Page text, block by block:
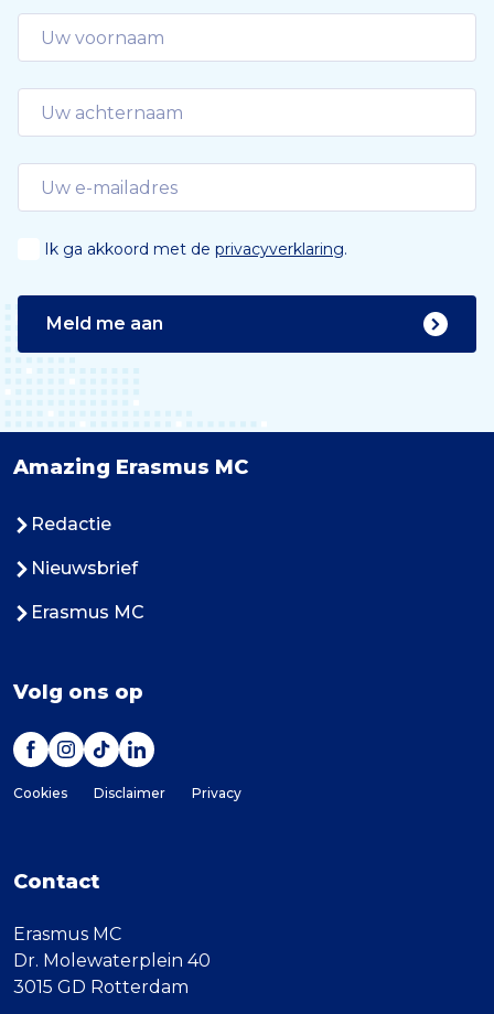
Ik ga akkoord met de privacyverklaring.
Meld me aan
Amazing Erasmus MC
Redactie
Nieuwsbrief
Erasmus MC
Volg ons op
Cookies Disclaimer Privacy
Contact
Erasmus MC
Dr. Molewaterplein 40
3015 GD Rotterdam